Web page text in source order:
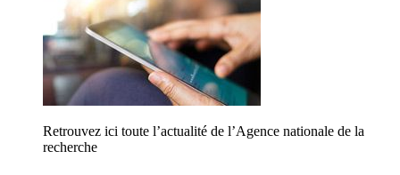
Retrouvez ici toute l’actualité de l’Agence nationale de la
recherche